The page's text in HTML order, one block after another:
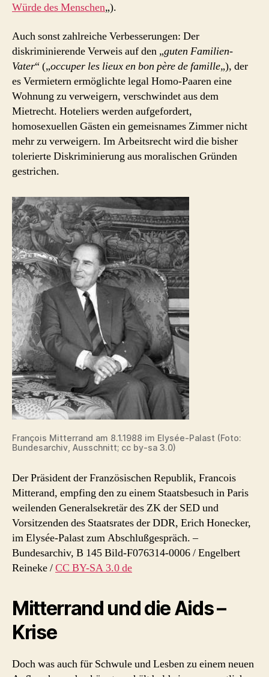
Würde des Menschen„).
Auch sonst zahlreiche Verbesserungen: Der
diskriminierende Verweis auf den „guten Familien-
Vater“ („occuper les lieux en bon père de famille„), der
es Vermietern ermöglichte legal Homo-Paaren eine
Wohnung zu verweigern, verschwindet aus dem
Mietrecht. Hoteliers werden aufgefordert,
homosexuellen Gästen ein gemeisnames Zimmer nicht
mehr zu verweigern. Im Arbeitsrecht wird die bisher
tolerierte Diskriminierung aus moralischen Gründen
gestrichen.
François Mitterrand am 8.1.1988 im Elysée-Palast (Foto:
Bundesarchiv, Ausschnitt; cc by-sa 3.0)
Der Präsident der Französischen Republik, Francois
Mitterand, empfing den zu einem Staatsbesuch in Paris
weilenden Generalsekretär des ZK der SED und
Vorsitzenden des Staatsrates der DDR, Erich Honecker,
im Elysée-Palast zum Abschlußgespräch.–
Bundesarchiv, B 145 Bild-F076314-0006 / Engelbert
Reineke /CC BY-SA 3.0 de
Mitterrand und die Aids –
Krise
Doch was auch für Schwule und Lesben zu einem neuen